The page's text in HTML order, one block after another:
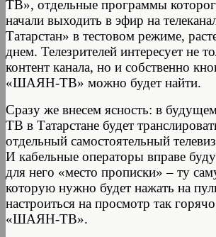
ТВ», отдельные программы
начали выходить в эфир на
Татарстан» в тестовом режиме,
днем. Телезрителей интересует не
контент канала, но и собственно
«ШАЯН-ТВ» можно будет найти.
Сразу же внесем ясность: в
ТВ в Татарстане будет
отдельный самостоятельный
И кабельные операторы вправе
для него «место прописки» – ту
которую нужно будет нажать на
настроиться на просмотр так
«ШАЯН-ТВ».